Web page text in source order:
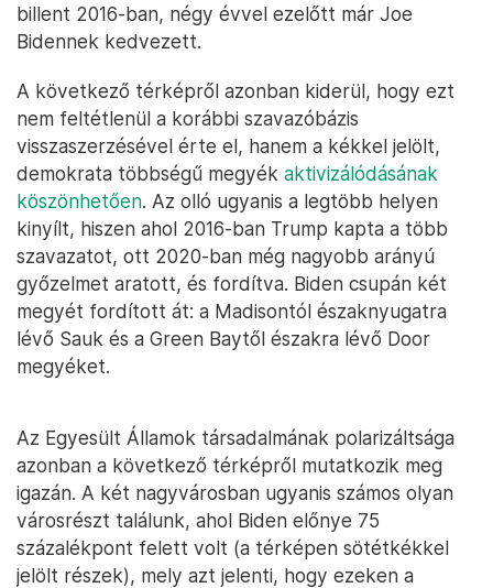
billent 2016-ban, négy évvel ezelőtt már Joe
Bidennek kedvezett.
A következő térképről azonban kiderül, hogy ezt
nem feltétlenül a korábbi szavazóbázis
visszaszerzésével érte el, hanem a kékkel jelölt,
demokrata többségű megyék aktivizálódásának
köszönhetően. Az olló ugyanis a legtöbb helyen
kinyílt, hiszen ahol 2016-ban Trump kapta a több
szavazatot, ott 2020-ban még nagyobb arányú
győzelmet aratott, és fordítva. Biden csupán két
megyét fordított át: a Madisontól északnyugatra
lévő Sauk és a Green Baytől északra lévő Door
megyéket.
Az Egyesült Államok társadalmának polarizáltsága
azonban a következő térképről mutatkozik meg
igazán. A két nagyvárosban ugyanis számos olyan
városrészt találunk, ahol Biden előnye 75
százalékpont felett volt (a térképen sötétkékkel
jelölt részek), mely azt jelenti, hogy ezeken a